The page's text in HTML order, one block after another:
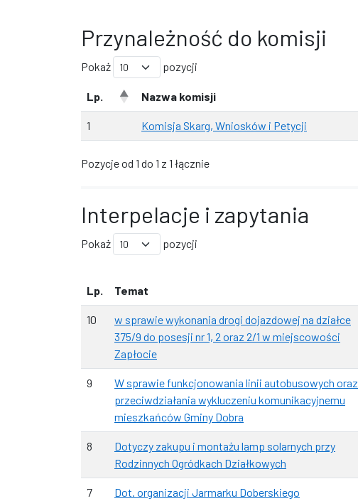
Przynależność do komisji
Pokaż pozycji
Lp. Nazwa komisji
1 Komisja Skarg, Wniosków i Petycji
Pozycje od 1 do 1 z 1 łącznie
Interpelacje i zapytania
Pokaż pozycji
Lp. Temat
10
w sprawie wykonania drogi dojazdowej na działce
375/9 do posesji nr 1, 2 oraz 2/1 w miejscowości
Zapłocie
9
W sprawie funkcjonowania linii autobusowych oraz
przeciwdziałania wykluczeniu komunikacyjnemu
mieszkańców Gminy Dobra
8
Dotyczy zakupu i montażu lamp solarnych przy
Rodzinnych Ogródkach Działkowych
7 Dot. organizacji Jarmarku Doberskiego